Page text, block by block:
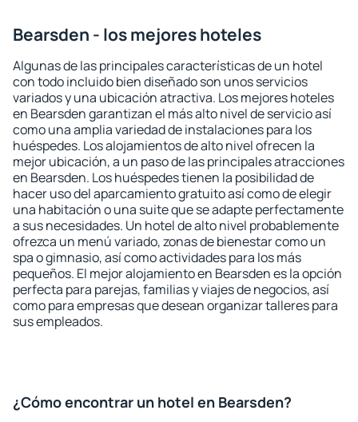
Bearsden - los mejores hoteles
Algunas de las principales características de un hotel
con todo incluido bien diseñado son unos servicios
variados y una ubicación atractiva. Los mejores hoteles
en Bearsden garantizan el más alto nivel de servicio así
como una amplia variedad de instalaciones para los
huéspedes. Los alojamientos de alto nivel ofrecen la
mejor ubicación, a un paso de las principales atracciones
en Bearsden. Los huéspedes tienen la posibilidad de
hacer uso del aparcamiento gratuito así como de elegir
una habitación o una suite que se adapte perfectamente
a sus necesidades. Un hotel de alto nivel probablemente
ofrezca un menú variado, zonas de bienestar como un
spa o gimnasio, así como actividades para los más
pequeños. El mejor alojamiento en Bearsden es la opción
perfecta para parejas, familias y viajes de negocios, así
como para empresas que desean organizar talleres para
sus empleados.
¿Cómo encontrar un hotel en Bearsden?